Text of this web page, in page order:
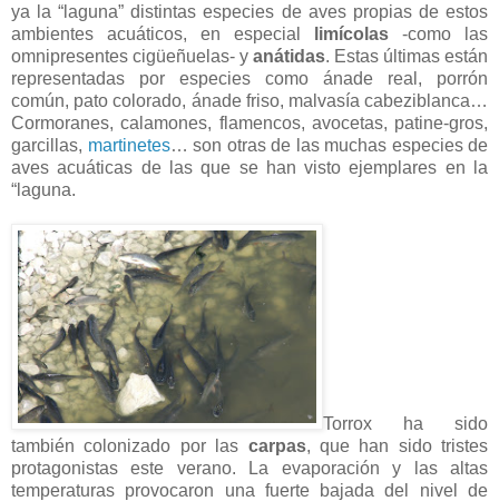
ya la “laguna” distintas especies de aves propias de estos
ambientes acuáticos, en especial
limícolas -como las
omnipresentes cigüeñuelas- y anátidas. Estas últimas están
representadas por especies como ánade real, porrón
común, pato colorado, ánade friso, malvasía cabeziblanca…
Cormoranes, calamones, flamencos, avocetas, patine-gros,
garcillas, martinetes… son otras de las muchas especies de
aves acuáticas de las que se han visto ejemplares en la
“laguna.
Torrox ha sido
también colonizado por las carpas, que han sido tristes
protagonistas este verano. La evaporación y las altas
temperaturas provocaron una fuerte bajada del nivel de